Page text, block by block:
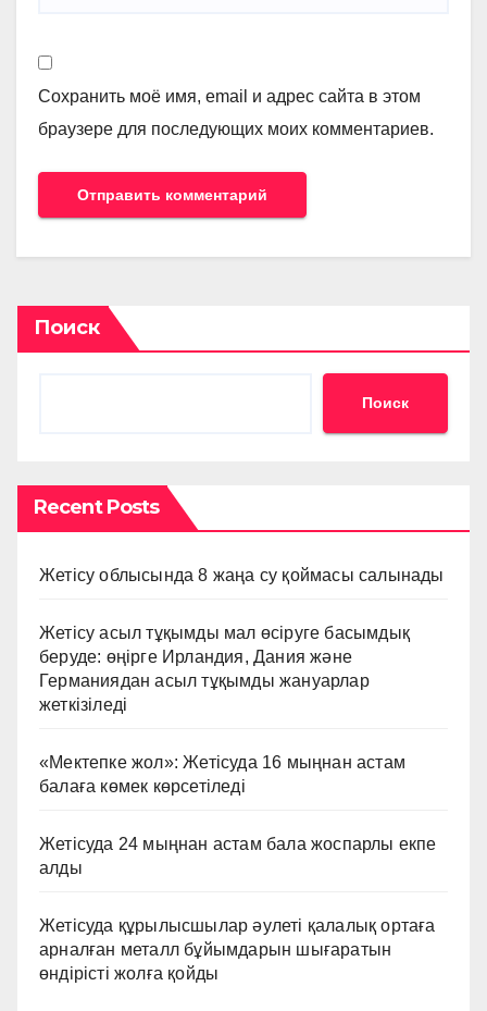
Сохранить моё имя, email и адрес сайта в этом
браузере для последующих моих комментариев.
Поиск
Поиск
Recent Posts
Жетісу облысында 8 жаңа су қоймасы салынады
Жетісу асыл тұқымды мал өсіруге басымдық
беруде: өңірге Ирландия, Дания және
Германиядан асыл тұқымды жануарлар
жеткізіледі
«Мектепке жол»: Жетісуда 16 мыңнан астам
балаға көмек көрсетіледі
Жетісуда 24 мыңнан астам бала жоспарлы екпе
алды
Жетісуда құрылысшылар әулеті қалалық ортаға
арналған металл бұйымдарын шығаратын
өндірісті жолға қойды